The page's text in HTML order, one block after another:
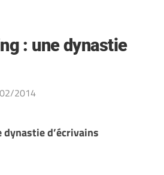
: une dynastie
2014
d’écrivains